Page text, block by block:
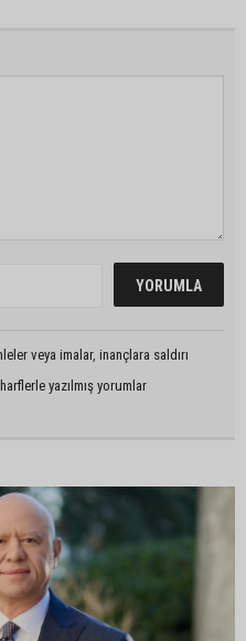
veya imalar, inançlara saldırı
yazılmış yorumlar